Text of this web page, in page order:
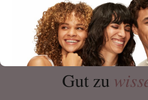
HÄUFIG GESTELLTE
Gut zu